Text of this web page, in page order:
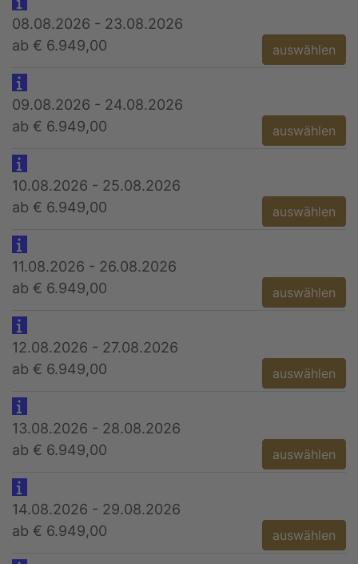
08.08.2026 - 23.08.2026
ab € 6.949,00
auswählen
09.08.2026 - 24.08.2026
ab € 6.949,00
auswählen
10.08.2026 - 25.08.2026
ab € 6.949,00
auswählen
11.08.2026 - 26.08.2026
ab € 6.949,00
auswählen
12.08.2026 - 27.08.2026
ab € 6.949,00
auswählen
13.08.2026 - 28.08.2026
ab € 6.949,00
auswählen
14.08.2026 - 29.08.2026
ab € 6.949,00
auswählen